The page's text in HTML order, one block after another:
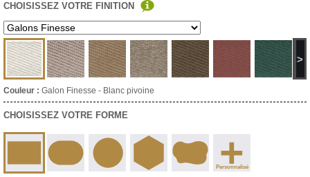
CHOISISSEZ VOTRE FINITION
>
Couleur : Galon Finesse - Blanc pivoine
CHOISISSEZ VOTRE FORME
+
Personnalisé